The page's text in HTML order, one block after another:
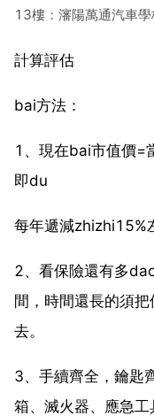
13樓：瀋陽萬通汽車學
計算評估
bai方法：
1、現在bai市值價=
即du
每年遞減zhizhi15%
2、看保險還有多
間，時間還長的須
去。
3、手續齊全，鑰匙
箱、滅火器、應急